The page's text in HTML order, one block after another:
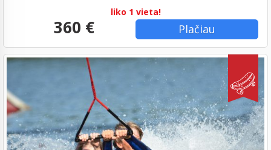
liko 1 vieta!
360 € Plačiau